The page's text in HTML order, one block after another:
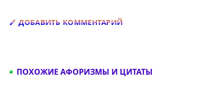
ДОБАВИТЬ КОММЕНТАРИЙ
ПОХОЖИЕ АФОРИЗМЫ И ЦИТАТЫ